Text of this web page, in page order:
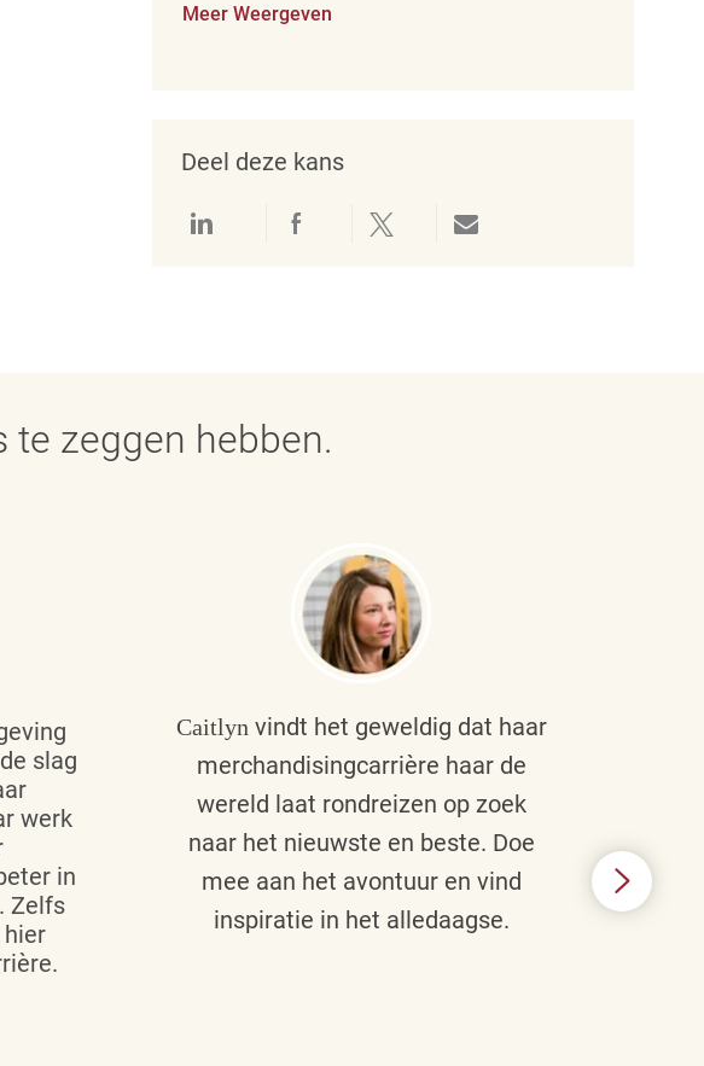
Meer Weergeven
Deel deze kans
Delen via LinkedInDelen via Facebook
Delen via twitterDelen via e-mail
te zeggen hebben.
slag
werk
in
Zelfs
Caitlyn vindt het geweldig dat haar
merchandisingcarrière haar de
wereld laat rondreizen op zoek
naar het nieuwste en beste. Doe
mee aan het avontuur en vind
inspiratie in het alledaagse.